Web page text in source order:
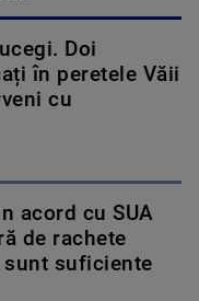
Doi
în peretele Văii
cu
acord cu SUA
de rachete
sunt suficiente